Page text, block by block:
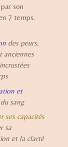
son
7 temps.
des peurs,
anciennes
et
du sang
ses capacités
sa
et la clarté